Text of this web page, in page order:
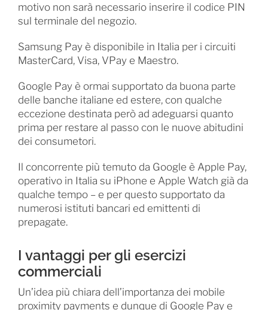
motivo non sarà necessario inserire il codice PIN
sul terminale del negozio.
Samsung Pay è disponibile in Italia per i circuiti
MasterCard, Visa, VPay e Maestro.
Google Pay è ormai supportato da buona parte
delle banche italiane ed estere, con qualche
eccezione destinata però ad adeguarsi quanto
prima per restare al passo con le nuove abitudini
dei consumetori.
Il concorrente più temuto da Google è Apple Pay,
operativo in Italia su iPhone e Apple Watch già da
qualche tempo – e per questo supportato da
numerosi istituti bancari ed emittenti di
prepagate.
I vantaggi per gli esercizi
commerciali
Un’idea più chiara dell’importanza dei mobile
proximity payments e dunque di Google Pay e